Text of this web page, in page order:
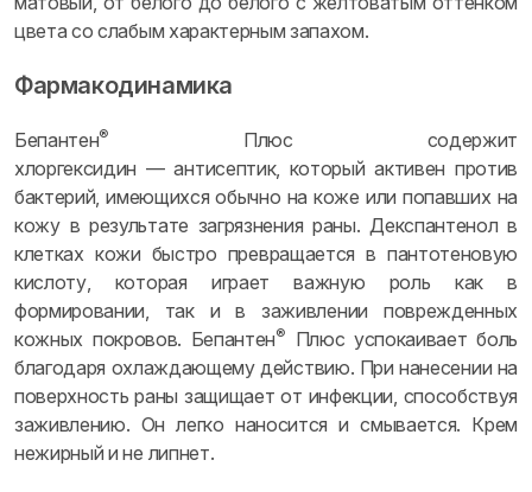
цвета со слабым характерным запахом.
Фармакодинамика
Бепантен®
Плюс содержит
хлоргексидин — антисептик, который активен против
бактерий, имеющихся обычно на коже или попавших на
кожу в результате загрязнения раны. Декспантенол в
клетках кожи быстро превращается в пантотеновую
кислоту, которая играет важную роль как в
формировании, так и в заживлении поврежденных
кожных покровов. Бепантен®
Плюс успокаивает боль
благодаря охлаждающему действию. При нанесении на
поверхность раны защищает от инфекции, способствуя
заживлению. Он легко наносится и смывается. Крем
нежирный и не липнет.